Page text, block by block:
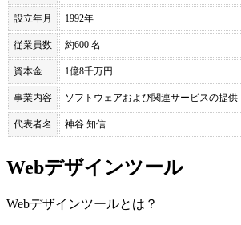
設立年月 1992年
従業員数 約600 名
資本金 1億8千万円
事業内容 ソフトウェアおよび関連サービスの提供
代表者名 神谷 知信
Webデザインツール
Webデザインツールとは？